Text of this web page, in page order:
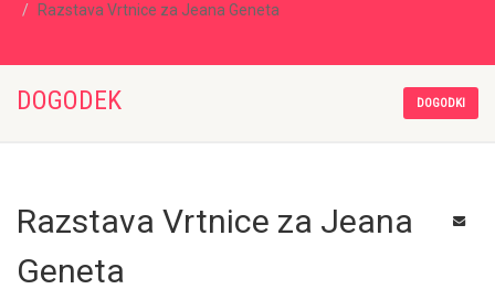
Razstava Vrtnice za Jeana Geneta
DOGODEK DOGODKI
Razstava Vrtnice za Jeana
Geneta